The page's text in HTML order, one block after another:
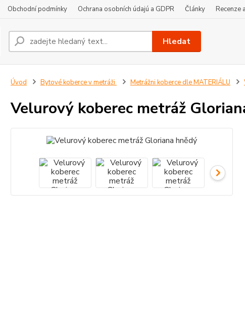
Obchodní podmínky Ochrana osobních údajú a GDPR Články Recenze
Hledat
Úvod Bytové koberce v metráži Metrážni koberce dle MATERIÁLU
Velurový koberec metráž